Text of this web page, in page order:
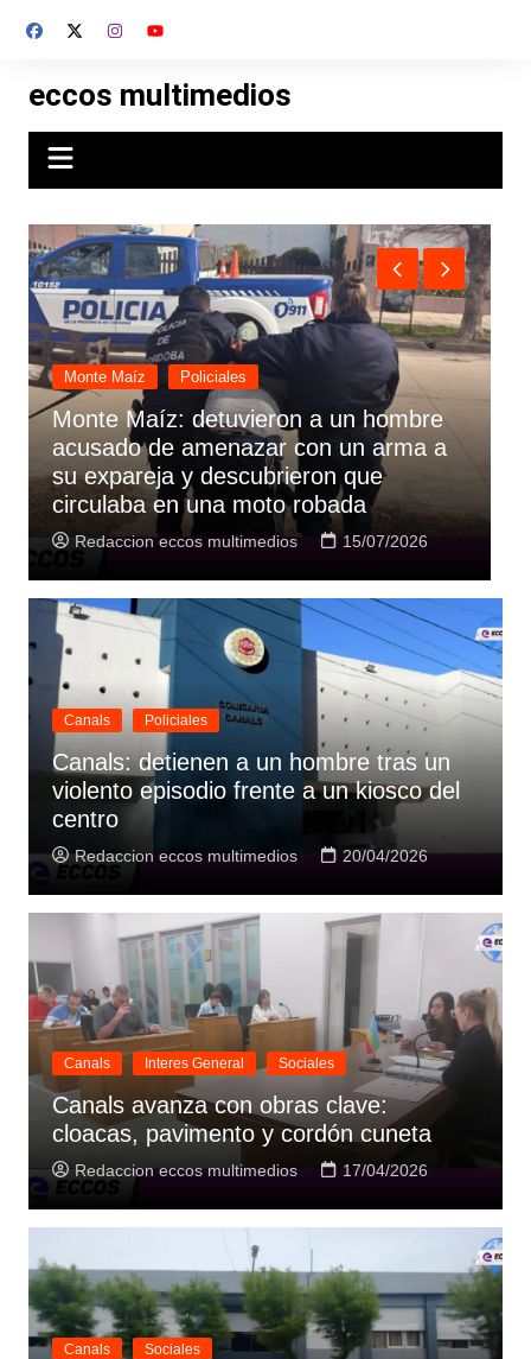
eccos multimedios
Gral. Viamonte Policiales
Detuvieron a un joven de 25 años en
Viamonte por una causa de violencia
familiar y de género
Redaccion eccos multimedios 07/07/2026
Canals Policiales
Canals: detienen a un hombre tras un
violento episodio frente a un kiosco del
centro
Redaccion eccos multimedios 20/04/2026
Canals Interes General Sociales
Canals avanza con obras clave:
cloacas, pavimento y cordón cuneta
Redaccion eccos multimedios 17/04/2026
Canals Sociales